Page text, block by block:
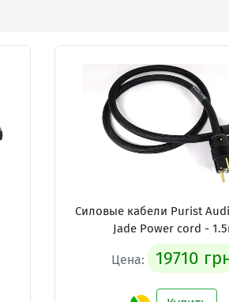
Силовые кабели Purist
Jade Power cord -
Цена: 19710